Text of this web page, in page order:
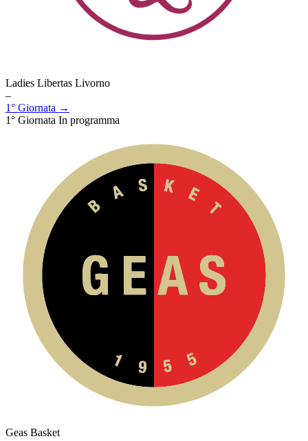
Ladies Libertas Livorno
–
1° Giornata →
1° Giornata In programma
Geas Basket